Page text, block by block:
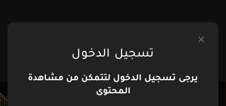
تسجيل الدخول
يرجى تسجيل الدخول لتتمكن من مشاهدة
المحتوى